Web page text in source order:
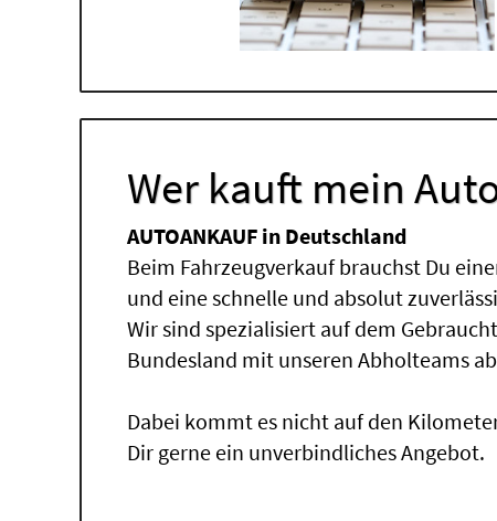
Wer kauft mein
AUTOANKAUF in Deutschland
Beim Fahrzeugverkauf brauchst Du
und eine schnelle und absolut
Wir sind spezialisiert auf dem
Bundesland mit unseren Abholteams
Dabei kommt es nicht auf den
Dir gerne ein unverbindliches Angebot.